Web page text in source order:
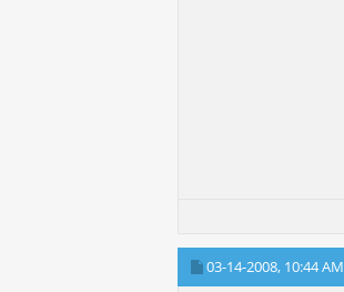
03-14-2008, 10:44 AM